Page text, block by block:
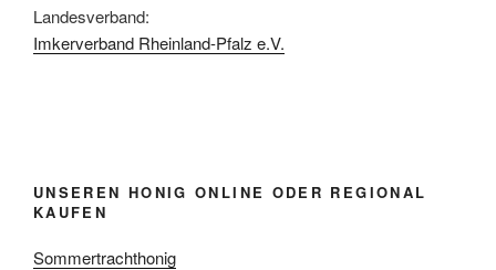
Landesverband:
Imkerverband Rheinland-Pfalz e.V.
UNSEREN HONIG ONLINE ODER REGIONAL
KAUFEN
Sommertrachthonig